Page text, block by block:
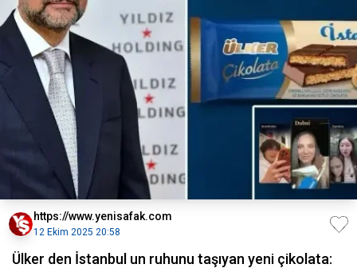
https://www.yenisafak.com
12 Ekim 2025 20:58
Ülker den İstanbul un ruhunu taşıyan yeni çikolata: